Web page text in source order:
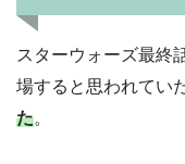
スターウォーズ最終
場すると思われてい
た。